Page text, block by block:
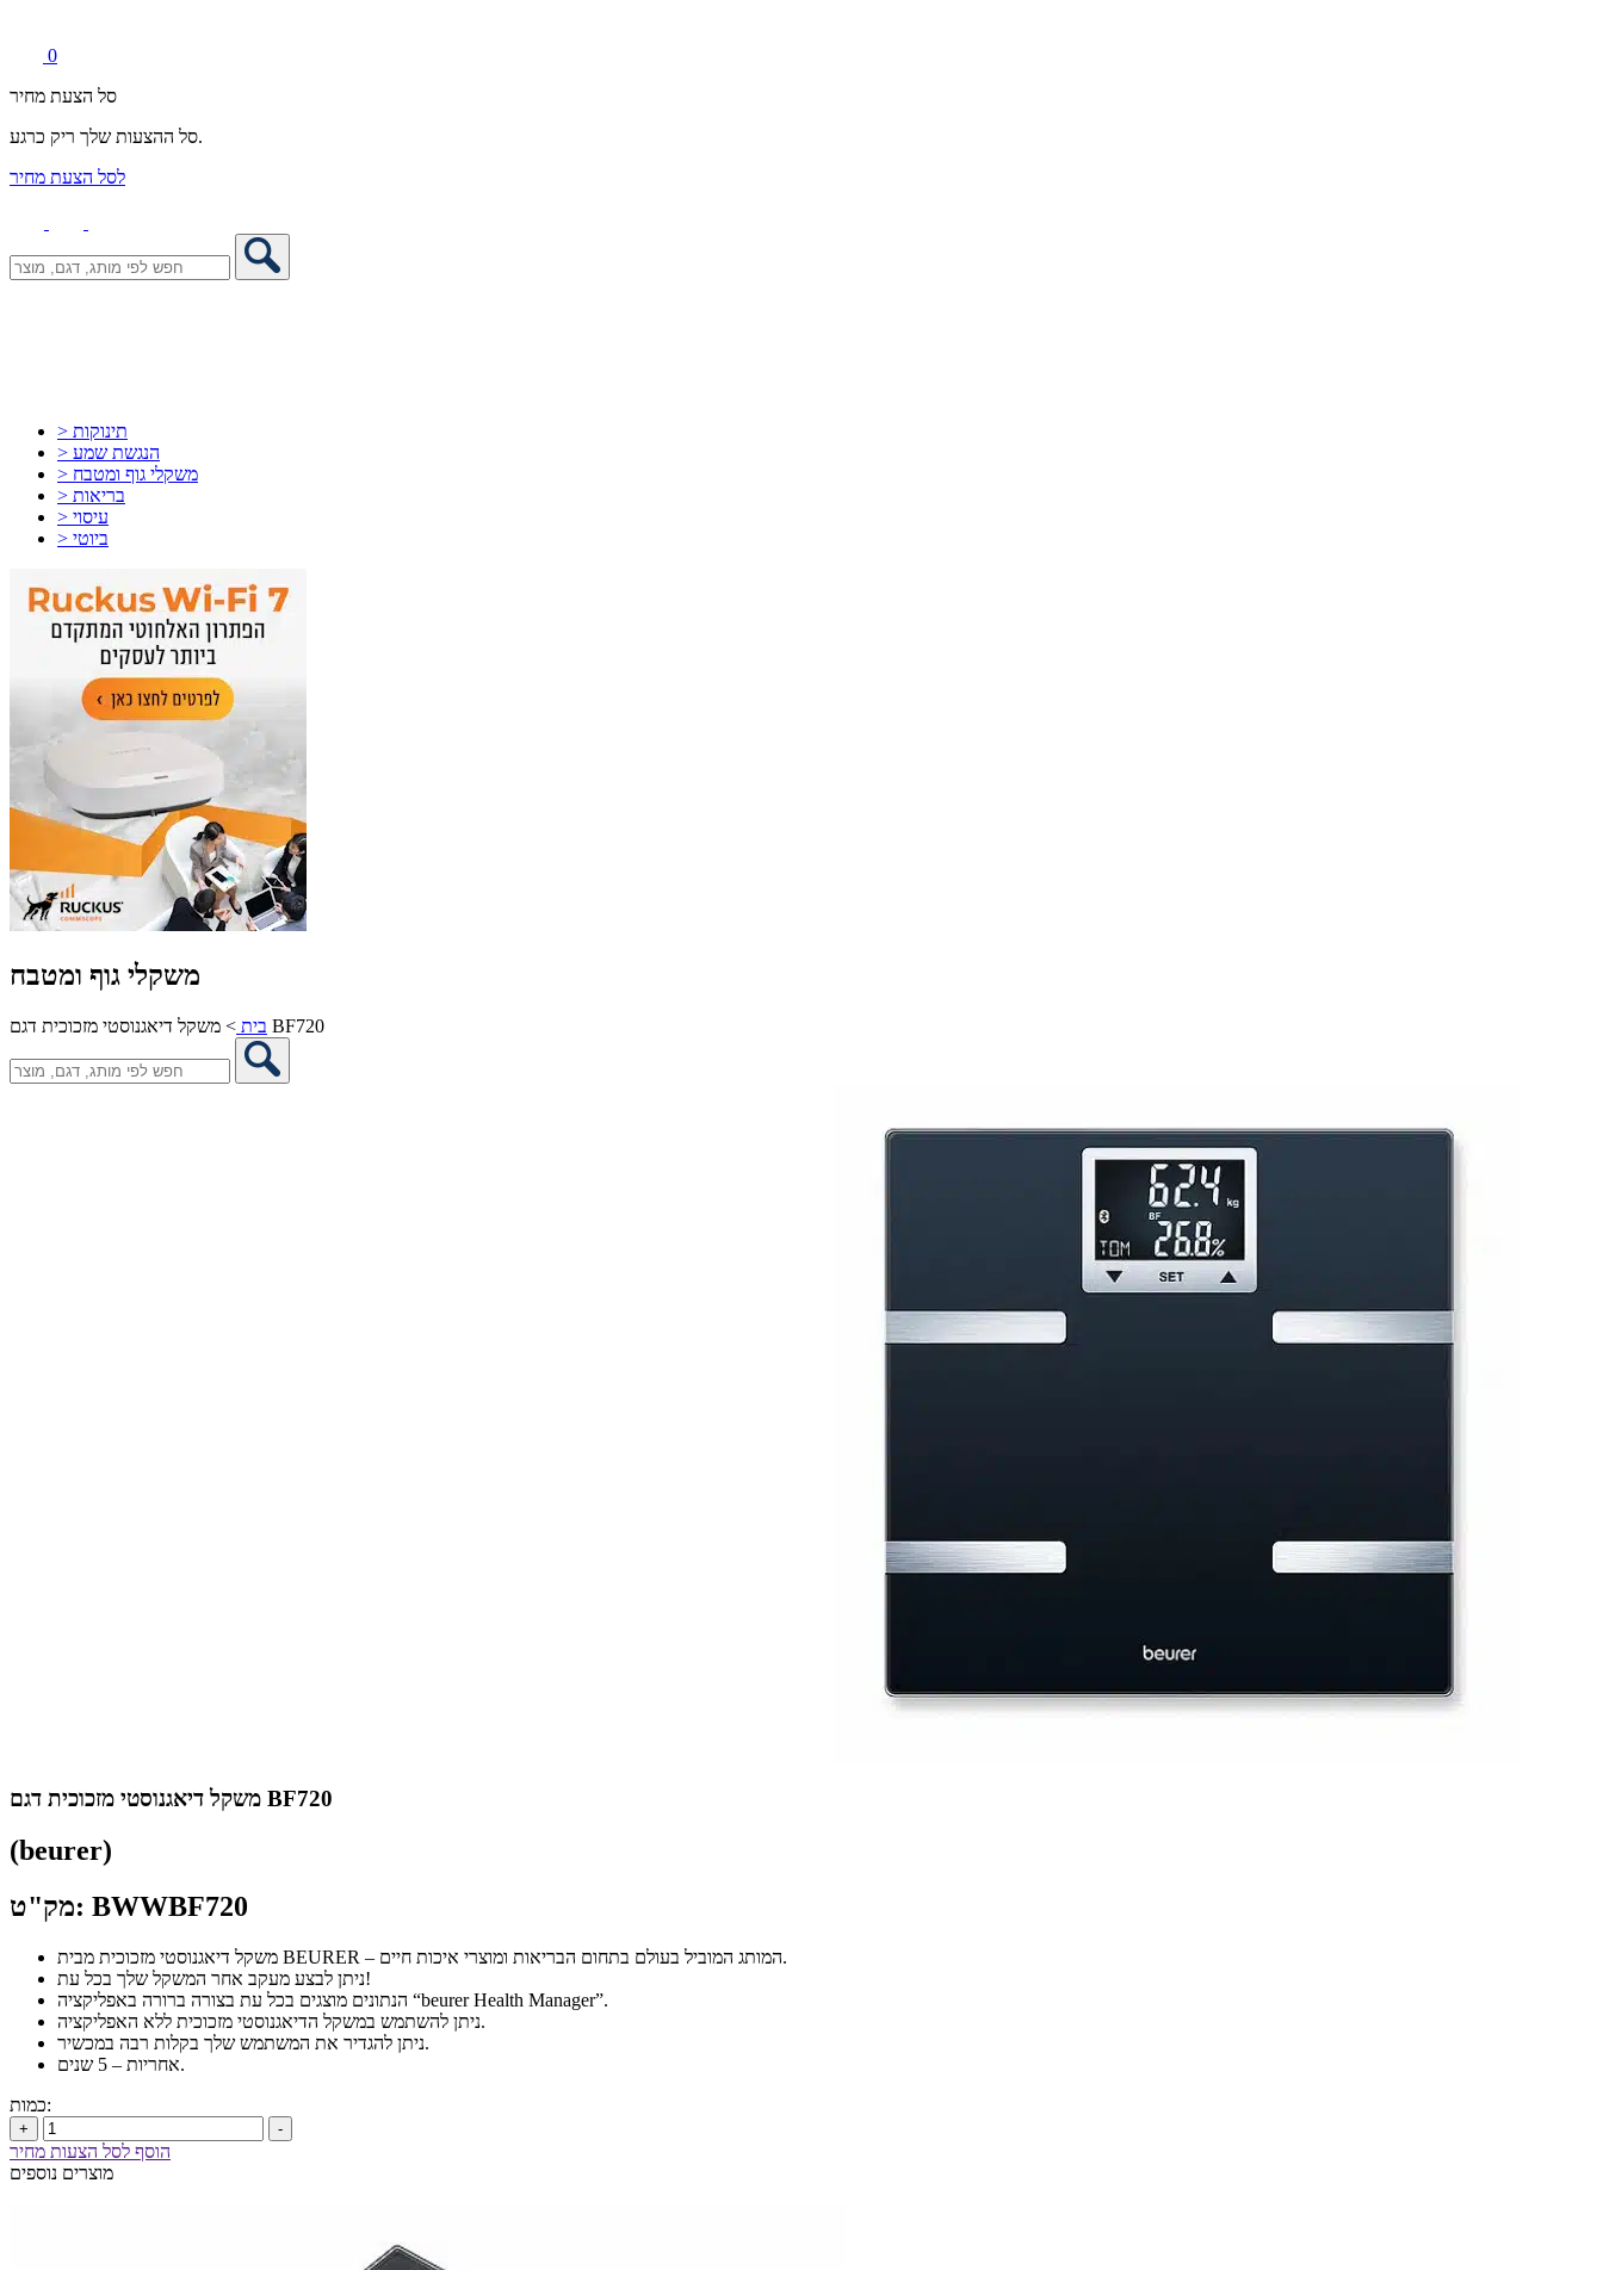
0
סל הצעת מחיר
סל ההצעות שלך ריק כרגע.
לסל הצעת מחיר
> תינוקות
> הנגשת שמע
> משקלי גוף ומטבח
> בריאות
> עיסוי
> ביוטי
משקלי גוף ומטבח
בית > משקל דיאגנוסטי מזכוכית דגם BF720
משקל דיאגנוסטי מזכוכית דגם BF720
(beurer)
מק"ט: BWWBF720
משקל דיאגנוסטי מזכוכית מבית BEURER – המותג המוביל בעולם בתחום הבריאות ומוצרי איכות חיים.
ניתן לבצע מעקב אחר המשקל שלך בכל עת!
הנתונים מוצגים בכל עת בצורה ברורה באפליקציה “beurer Health Manager”.
ניתן להשתמש במשקל הדיאגנוסטי מזכוכית ללא האפליקציה.
ניתן להגדיר את המשתמש שלך בקלות רבה במכשיר.
אחריות – 5 שנים.
כמות:
+ -
הוסף לסל הצעות מחיר
מוצרים נוספים